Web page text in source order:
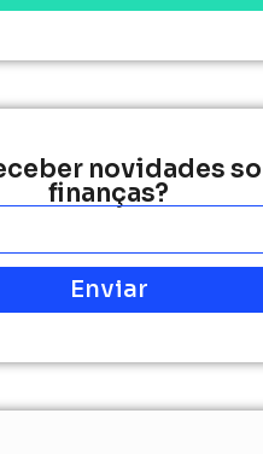
novidades
finanças?
Enviar